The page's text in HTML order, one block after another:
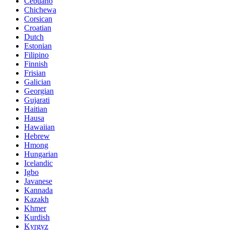
Chichewa
Corsican
Croatian
Dutch
Estonian
Filipino
Finnish
Frisian
Galician
Georgian
Gujarati
Haitian
Hausa
Hawaiian
Hebrew
Hmong
Hungarian
Icelandic
Igbo
Javanese
Kannada
Kazakh
Khmer
Kurdish
Kyrgyz